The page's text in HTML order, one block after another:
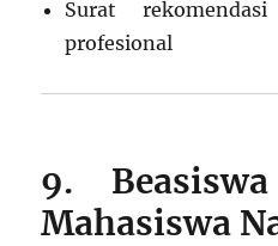
Surat
profesional
9.
Mahasiswa